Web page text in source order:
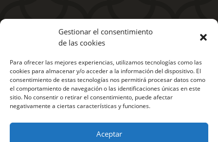
Gestionar el consentimiento
de las cookies
Para ofrecer las mejores experiencias, utilizamos tecnologías como las
cookies para almacenar y/o acceder a la información del dispositivo. El
consentimiento de estas tecnologías nos permitirá procesar datos como
el comportamiento de navegación o las identificaciones únicas en este
sitio. No consentir o retirar el consentimiento, puede afectar
negativamente a ciertas características y funciones.
Aceptar
Política de Privacidad•Aviso Legal•Condiciones de Venta•
Política de Cookies•Mapa del Sitio